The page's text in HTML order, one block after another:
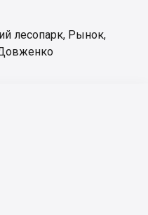
лесопарк, Рынок,